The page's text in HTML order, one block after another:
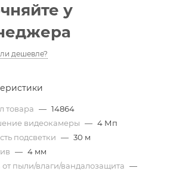
у
дешевле?
товара — 14864
видеокамеры — 4 Мп
подсветки — 30 м
— 4 мм
пыли/влаги/вандалозащита —